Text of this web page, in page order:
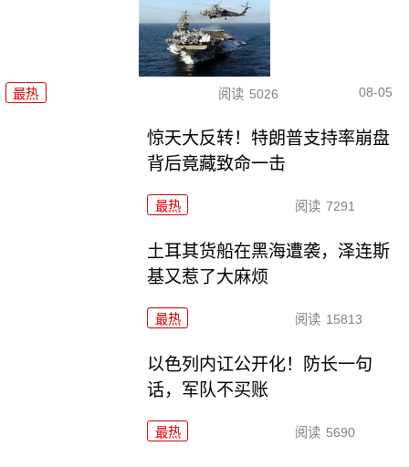
最热 阅读 5026 08-05
惊天大反转！特朗普支持率崩盘
背后竟藏致命一击
最热 阅读 7291
土耳其货船在黑海遭袭，泽连斯
基又惹了大麻烦
最热 阅读 15813
以色列内讧公开化！防长一句
话，军队不买账
最热 阅读 5690